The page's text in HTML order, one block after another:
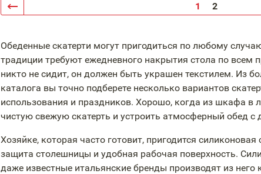
1 2
Обеденные скатерти могут пригодиться по любому
традиции требуют ежедневного накрытия стола по всем
никто не сидит, он должен быть украшен текстилем. Из
каталога вы точно подберете несколько вариантов
использования и праздников. Хорошо, когда из шкафа
чистую свежую скатерть и устроить атмосферный обед с
Хозяйке, которая часто готовит, пригодится
защита столешницы и удобная рабочая поверхность.
даже известные итальянские бренды производят из него